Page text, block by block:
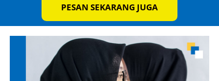
PESAN SEKARANG JUGA